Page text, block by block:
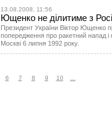
13.08.2008, 11:56
Ющенко не ділитиме з
Президент України Віктор Ющенко
попередження про ракетний напад і
Москві 6 липня 1992 року.
6 7 8 9 10